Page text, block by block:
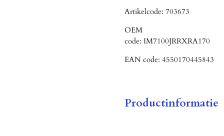
Artikelcode: 703673
OEM
code: IM7100JRRXRA170
EAN code: 4550170445843
Productinformatie